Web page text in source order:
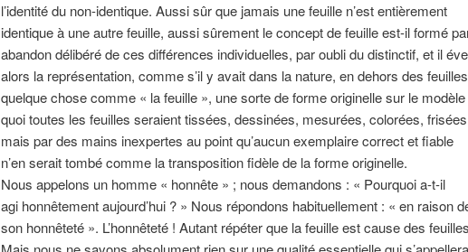
l’identité du non-identique. Aussi sûr que jamais une feuille n’est entièrement
identique à une autre feuille, aussi sûrement le concept de feuille est-il formé
abandon délibéré de ces différences individuelles, par oubli du distinctif, et il
alors la représentation, comme s’il y avait dans la nature, en dehors des
quelque chose comme « la feuille », une sorte de forme originelle sur le
quoi toutes les feuilles seraient tissées, dessinées, mesurées, colorées,
mais par des mains inexpertes au point qu’aucun exemplaire correct et fiable
n’en serait tombé comme la transposition fidèle de la forme originelle.
Nous appelons un homme « honnête » ; nous demandons : « Pourquoi a-t-il
agi honnêtement aujourd’hui ? » Nous répondons habituellement : « en raison
son honnêteté ». L’honnêteté ! Autant répéter que la feuille est cause des